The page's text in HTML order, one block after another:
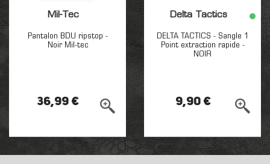
Mil-Tec
Pantalon BDU ripstop -
Noir Mil-tec
36,99 €
Delta Tactics
DELTA TACTICS - Sangle 1
Point extraction rapide -
NOIR
9,90 €